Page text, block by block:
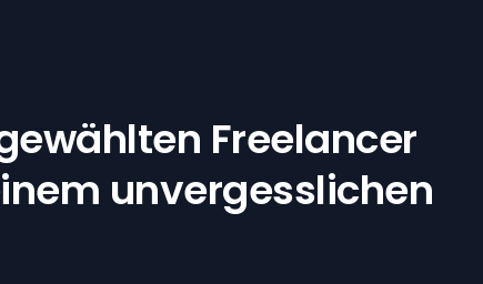
Freelancer
unvergesslichen